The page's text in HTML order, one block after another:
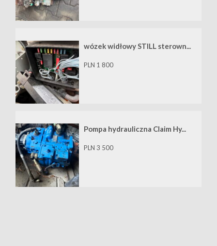
wózek widłowy STILL sterown...
PLN 1 800
Pompa hydrauliczna Claim Hy...
PLN 3 500